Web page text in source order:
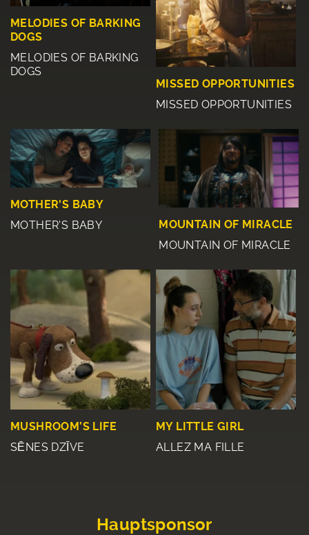
MELODIES OF BARKING
DOGS
MELODIES OF BARKING
DOGS
MISSED OPPORTUNITIES
MISSED OPPORTUNITIES
MOTHER'S BABY
MOTHER'S BABY
MOUNTAIN OF MIRACLE
MOUNTAIN OF MIRACLE
MUSHROOM’S LIFE
SĒNES DZĪVE
MY LITTLE GIRL
ALLEZ MA FILLE
Hauptsponsor